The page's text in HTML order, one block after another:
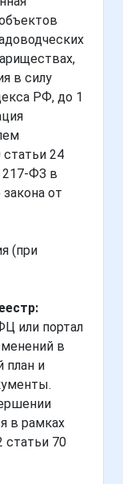
в силу
РФ, до 1
24
217-ФЗ в
от
(при
или портал
в
план и
в рамках
статьи 70